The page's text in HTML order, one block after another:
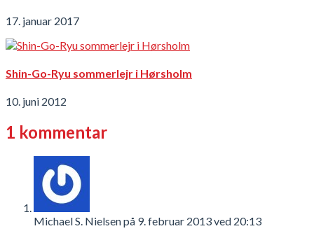
17. januar 2017
Shin-Go-Ryu sommerlejr i Hørsholm
10. juni 2012
1 kommentar
Michael S. Nielsenpå 9. februar 2013 ved 20:13